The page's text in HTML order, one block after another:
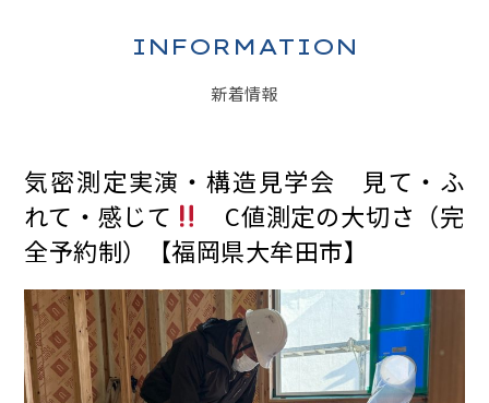
INFORMATION
新着情報
気密測定実演・構造見学会 見て・ふ
れて・感じて
C値測定の大切さ（完
全予約制）【福岡県大牟田市】